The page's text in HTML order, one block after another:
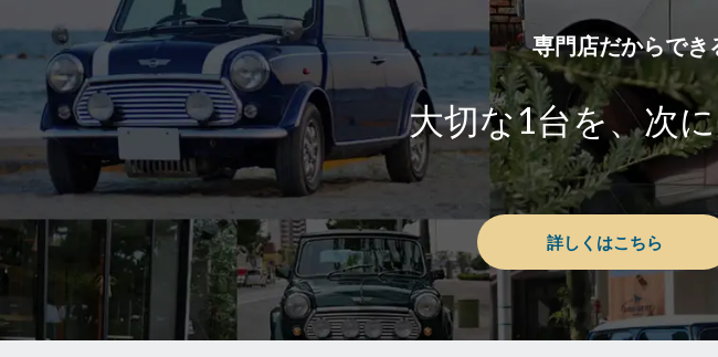
専門店だからでき
大切な1台を、次
詳しくはこちら